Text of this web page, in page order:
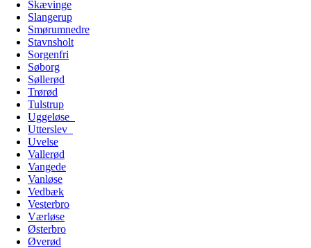
Skævinge
Slangerup
Smørumnedre
Stavnsholt
Sorgenfri
Søborg
Søllerød
Trørød
Tulstrup
Uggeløse
Utterslev
Uvelse
Vallerød
Vangede
Vanløse
Vedbæk
Vesterbro
Værløse
Østerbro
Øverød